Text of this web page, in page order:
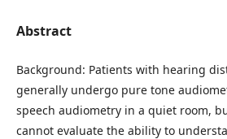
Abstract
Background: Patients with hearing
generally undergo pure tone
speech audiometry in a quiet room,
cannot evaluate the ability to